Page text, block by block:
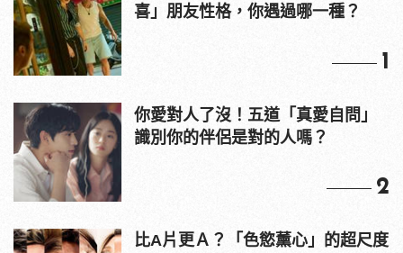
喜」朋友性格，你遇過哪一種？
1
你愛對人了沒！五道「真愛自問」
識別你的伴侶是對的人嗎？
2
比A片更Ａ？「色慾薰心」的超尺度